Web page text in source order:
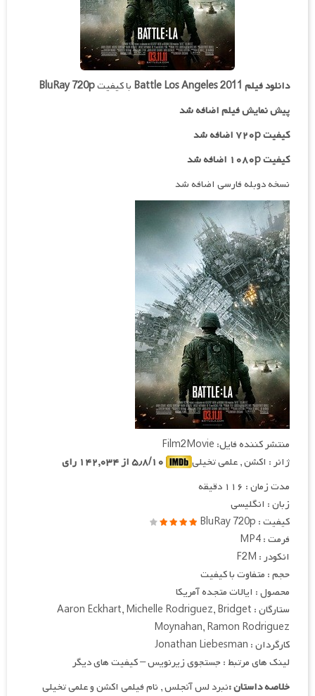
دانلود فیلم Battle Los Angeles 2011 با کیفیتBluRay 720p
پیش نمایش فیلم اضافه شد
کیفیت ۷۲۰p اضافه شد
کیفیت ۱۰۸۰p اضافه شد
نسخه دوبله فارسی اضافه شد
منتشر کننده فایل: Film2Movie
ژانر : اکشن , علمی تخیلی
مدت زمان : ۱۱۶ دقیقه
زبان : انگلیسی
کیفیت : BluRay 720p
فرمت : MP4
انکودر : F2M
حجم : متفاوت با کیفیت
محصول : ایالات متجده آمریکا
ستارگان : Aaron Eckhart, Michelle Rodriguez, Bridget
Moynahan, Ramon Rodriguez
کارگردان : Jonathan Liebesman
لینک های مرتبط : جستجوی زیرنویس – کیفیت های دیگر
خلاصه داستان :نبرد لس آنجلس , نام فیلمی اکشن و علمی تخیلی